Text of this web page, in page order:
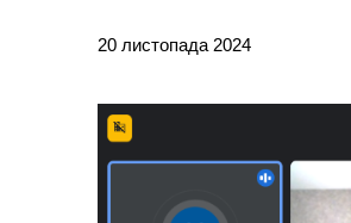
20 листопада 2024